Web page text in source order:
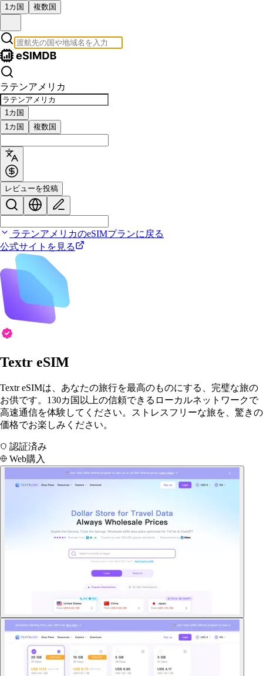
1カ国 複数国
ラテンアメリカ
1カ国
1カ国
複数国
レビューを投稿
ラテンアメリカのeSIMプランに戻る
公式サイトを見る
Textr eSIM
Textr eSIMは、あなたの旅行を最高のものにする、完璧な旅の
お供です。130カ国以上の信頼できるローカルネットワークで
高速通信を体験してください。ストレスフリーな旅を、驚きの
価格でお楽しみください。
認証済み
Web購入